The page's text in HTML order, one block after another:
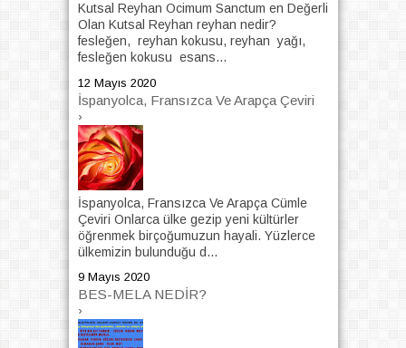
Kutsal Reyhan Ocimum Sanctum en Değerli
Olan Kutsal Reyhan reyhan nedir?
fesleğen, reyhan kokusu, reyhan yağı,
fesleğen kokusu esans...
12 Mayıs 2020
İspanyolca, Fransızca Ve Arapça Çeviri
›
İspanyolca, Fransızca Ve Arapça Cümle
Çeviri Onlarca ülke gezip yeni kültürler
öğrenmek birçoğumuzun hayali. Yüzlerce
ülkemizin bulunduğu d...
9 Mayıs 2020
BES-MELA NEDİR?
›